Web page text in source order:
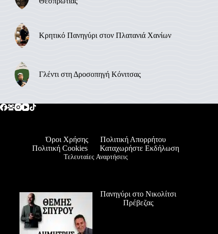
Κρητικό Πανηγύρι στον Πλατανιά Χανίων
Γλέντι στη Δροσοπηγή Κόνιτσας
Όροι Χρήσης
Πολιτική Απορρήτου
Πολιτική Cookies
Καταχωρήστε Εκδήλωση
Τελευταίες Αναρτήσεις
Πανηγύρι στο Νικολίτσι
Πρέβεζας